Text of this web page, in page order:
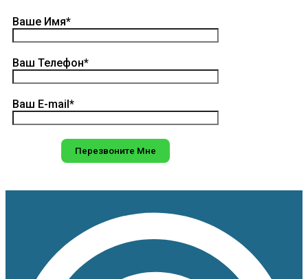
Ваше Имя*
Ваш Телефон*
Ваш E-mail*